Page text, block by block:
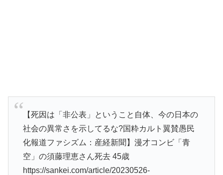
【死因は「非公表」ということ自体、今の日本の
社会の異常さを示してるな?国粋カルト翼賛愚民
化報道ファシズム：産経新聞】漫才コンビ「青
空」の須藤理恵さん死去 45歳
https://sankei.com/article/20230526-